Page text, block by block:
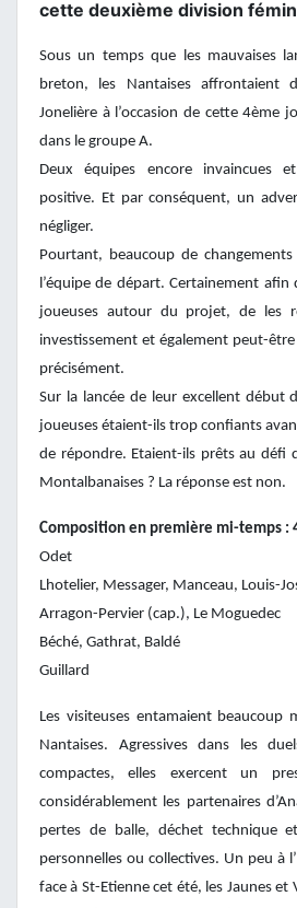
cette deuxième division
Sous un temps que les mauvaises
breton, les Nantaises affrontaient
Jonelière à l’occasion de cette 4ème
dans le groupe A.
Deux équipes encore invaincues
positive. Et par conséquent, un
négliger.
Pourtant, beaucoup de
l’équipe de départ. Certainement afin
joueuses autour du projet, de les
investissement et également peut-
précisément.
Sur la lancée de leur excellent début
joueuses étaient-ils trop confiants
de répondre. Etaient-ils prêts au défi
Montalbanaises ? La réponse est non.
Composition en première mi-temps :
Odet
Lhotelier, Messager, Manceau, Louis-
Arragon-Pervier (cap.), Le Moguedec
Béché, Gathrat, Baldé
Guillard
Les visiteuses entamaient beaucoup
Nantaises. Agressives dans les
compactes, elles exercent un
considérablement les partenaires
pertes de balle, déchet technique
personnelles ou collectives. Un peu à
face à St-Etienne cet été, les Jaunes